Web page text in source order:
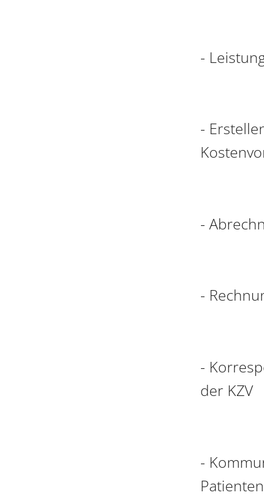
-
-
-
-
-
der KZV
-